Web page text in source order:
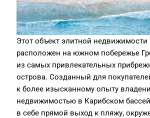
Этот объект элитной недвижимости
расположен на южном побережье
из самых привлекательных
острова. Созданный для
к более изысканному опыту
недвижимостью в Карибском
в себе прямой выход к пляжу,